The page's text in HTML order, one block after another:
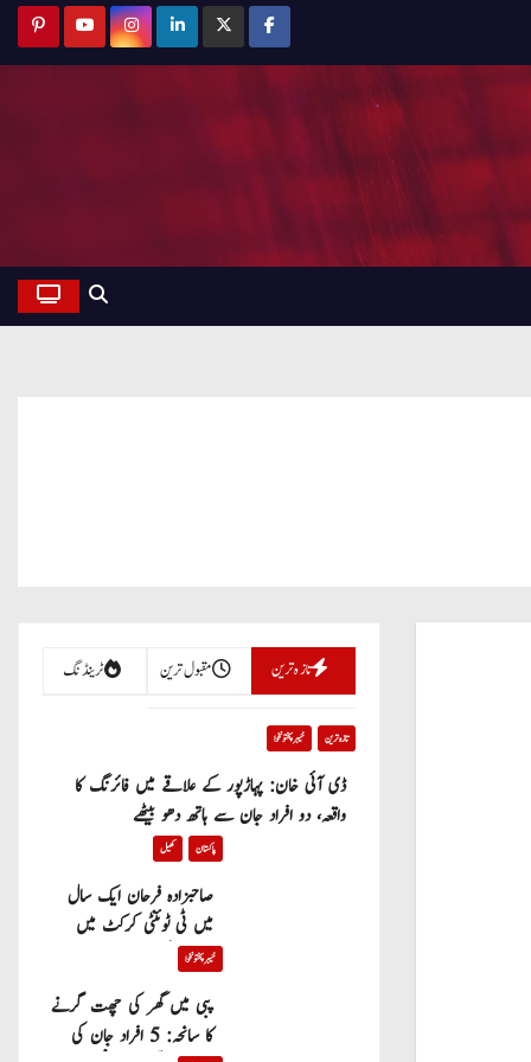
تازہ ترین مقبول ترین ٹرینڈنگ
تازہ ترین خیبر پختونخوا
ڈی آئی خان: پہاڑپور کے علاقے میں فائرنگ کا
واقعہ، دو افراد جان سے ہاتھ دھو بیٹھے
پاکستان کھیل
صاحبزادہ فرحان ایک سال
میں ٹی ٹوئنٹی کرکٹ میں
100 چھکے لگانے والے پہلے
پاکستانی بیٹر بن گئے
خیبر پختونخوا
پبی میں گھر کی چھت گرنے
کا سانحہ: 5 افراد جان کی